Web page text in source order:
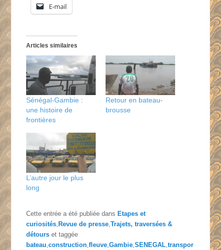
E-mail
Articles similaires
Sénégal-Gambie :
une histoire de
frontières
Retour en bateau-
brousse
L’autre jour le plus
long
Cette entrée a été publiée dansEtapes et
curiosités ,Revue de presse ,Trajets, traversées &
détours et taggée
bateau ,construction ,fleuve ,Gambie ,SENEGAL ,transpor